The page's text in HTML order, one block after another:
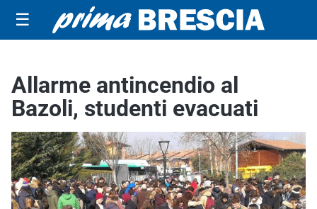
☰
Allarme antincendio al
Bazoli, studenti evacuati